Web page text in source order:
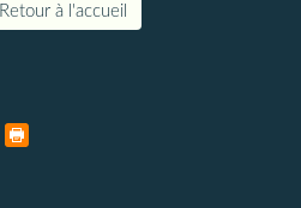
Retour à l'accueil